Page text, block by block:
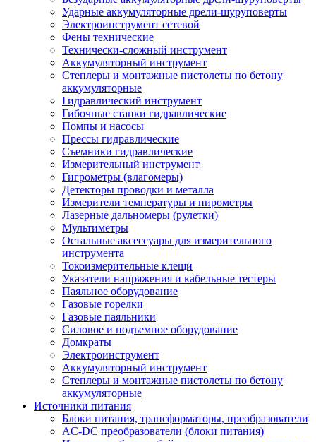
Ударные аккумуляторные дрели-шуруповерты
Электроинструмент сетевой
Фены технические
Технически-сложный инструмент
Аккумуляторный инструмент
Степлеры и монтажные пистолеты по бетону
аккумуляторные
Гидравлический инструмент
Гибочные станки гидравлические
Помпы и насосы
Прессы гидравлические
Съемники гидравлические
Измерительный инструмент
Гигрометры (влагомеры)
Детекторы проводки и металла
Измерители температуры и пирометры
Лазерные дальномеры (рулетки)
Мультиметры
Остальные аксессуары для измерительного
инструмента
Токоизмерительные клещи
Указатели напряжения и кабельные тестеры
Паяльное оборудование
Газовые горелки
Газовые паяльники
Силовое и подъемное оборудование
Домкраты
Электроинструмент
Аккумуляторный инструмент
Степлеры и монтажные пистолеты по бетону
аккумуляторные
Источники питания
Блоки питания, трансформаторы, преобразователи
AC-DC преобразователи (блоки питания)